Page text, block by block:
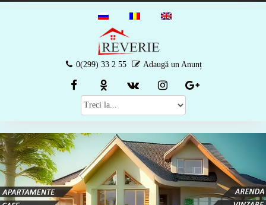
0(299) 33 2 55 Adaugă un Anunț